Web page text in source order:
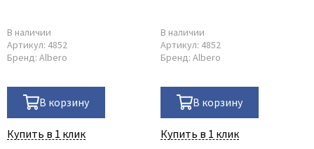
В наличии
Артикул: 4852
Бренд: Albero
В корзину
Купить в 1 клик
В наличии
Артикул: 4852
Бренд: Albero
В корзину
Купить в 1 клик